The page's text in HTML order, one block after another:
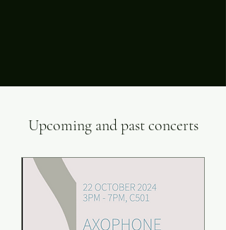
Upcoming and past concerts